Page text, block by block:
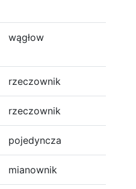
wągłow
rzeczownik
rzeczownik
pojedyncza
mianownik